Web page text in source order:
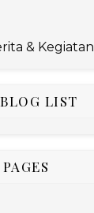
& Kegiatan
LIST
PAGES